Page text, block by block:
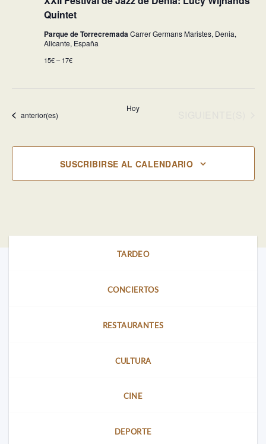
Quintet
Parque de TorrecremadaCarrer Germans Maristes, Denia,
Alicante, España
15€ – 17€
Eventos
anterior(es)
Hoy
SUSCRIBIRSE AL CALENDARIO
TARDEO
CONCIERTOS
RESTAURANTES
CULTURA
CINE
DEPORTE